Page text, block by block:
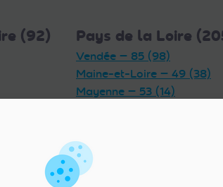
(92) Pays de la Loire
Vendée — 85 (98)
Maine-et-Loire — 49 (38)
Mayenne — 53 (14)